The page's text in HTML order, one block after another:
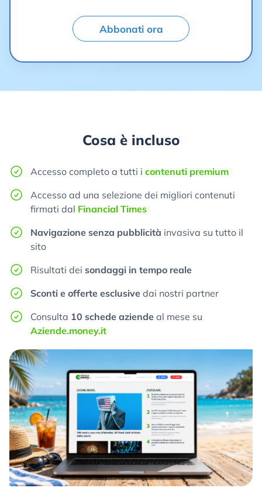
Abbonati ora
Cosa è incluso
Accesso completo a tutti i contenuti premium
Accesso ad una selezione dei migliori contenuti
firmati dal Financial Times
Navigazione senza pubblicità invasiva su tutto il
sito
Risultati dei sondaggi in tempo reale
Sconti e offerte esclusive dai nostri partner
Consulta 10 schede aziende al mese su
Aziende.money.it